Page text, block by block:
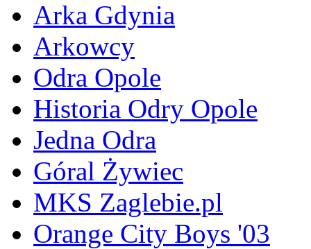
Arka Gdynia
Arkowcy
Odra Opole
Historia Odry Opole
Jedna Odra
Góral Żywiec
MKS Zaglebie.pl
Orange City Boys '03